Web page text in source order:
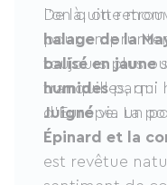
l’on quitte
pour
balisé en jaune
tranquilles, qui
Juignévia un
De là, on
halage de la
toujours plus
humidesparmi
d’Europe. La
Épinard et la
est revêtue